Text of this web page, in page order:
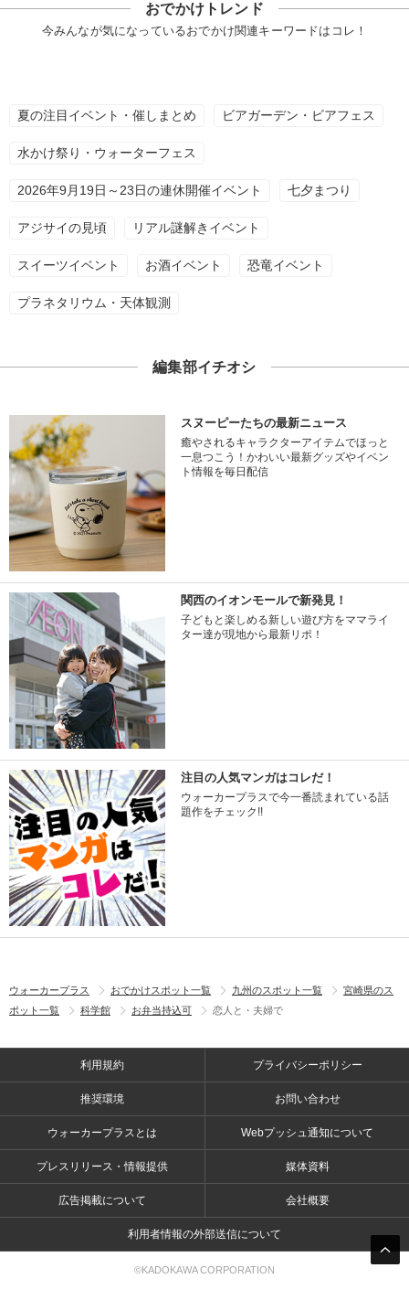
おでかけトレンド
今みんなが気になっているおでかけ関連キーワードはコレ！
夏の注目イベント・催しまとめ ビアガーデン・ビアフェス
水かけ祭り・ウォーターフェス
2026年9月19日～23日の連休開催イベント 七夕まつり
アジサイの見頃 リアル謎解きイベント
スイーツイベント お酒イベント 恐竜イベント
プラネタリウム・天体観測
編集部イチオシ
スヌーピーたちの最新ニュース
癒やされるキャラクターアイテムでほっと
一息つこう！かわいい最新グッズやイベン
ト情報を毎日配信
関西のイオンモールで新発見！
子どもと楽しめる新しい遊び方をママライ
ター達が現地から最新リポ！
注目の人気マンガはコレだ！
ウォーカープラスで今一番読まれている話
題作をチェック!!
ウォーカープラス おでかけスポット一覧 九州のスポット一覧
宮崎県のス
ポット一覧
科学館 お弁当持込可 恋人と・夫婦で
利用規約 プライバシーポリシー
推奨環境 お問い合わせ
ウォーカープラスとは Webプッシュ通知について
プレスリリース・情報提供 媒体資料
広告掲載について 会社概要
利用者情報の外部送信について
©KADOKAWA CORPORATION